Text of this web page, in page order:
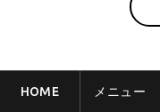
HOME メニュー